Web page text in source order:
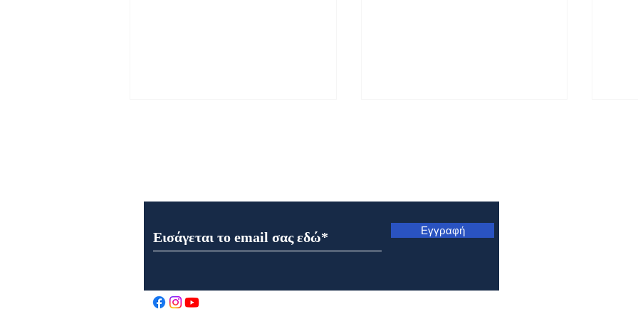
Εορτολόγιο 6 Αυγούστου
2026
Εορτολόγιο 5 Αυγούστου
2026
Εγγραφή